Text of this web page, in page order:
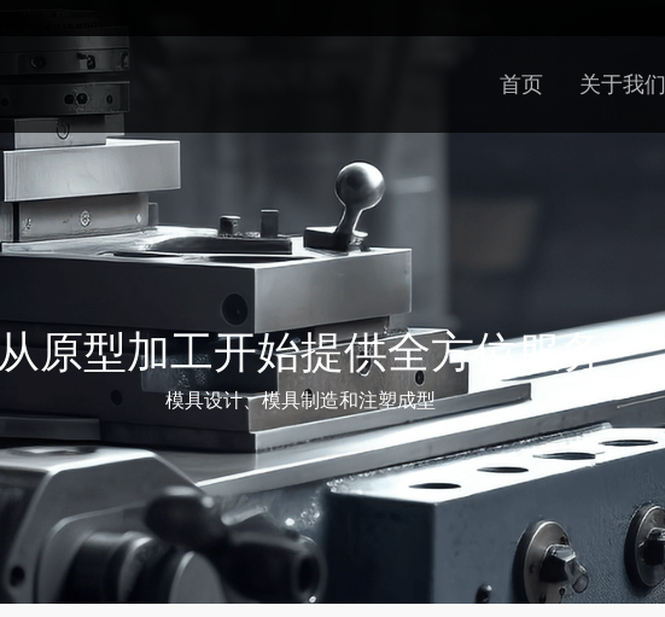
首页 关于我们
从原型加工开始提供全方位服务
模具设计、模具制造和注塑成型